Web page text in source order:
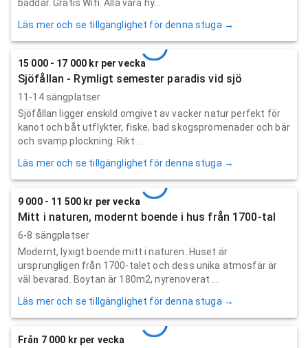
bäddar. Gratis Wifi. Alla våra hy...
Läs mer och se tillgänglighet för denna stuga →
15 000 - 17 000 kr per vecka
Sjöfållan - Rymligt semester paradis vid sjö
11-14 sängplatser
Sjöfållan ligger enskild omgivet av vacker natur perfekt för
kanot och båt utflykter, fiske, bad skogspromenader och bär
och svamp plockning. Rikt ...
Läs mer och se tillgänglighet för denna stuga →
9 000 - 11 500 kr per vecka
Mitt i naturen, modernt boende i hus från 1700-tal
6-8 sängplatser
Modernt, lyxigt boende mitt i naturen. Huset är
ursprungligen från 1700-talet och dess unika atmosfär är
väl bevarad. Boytan är 180m2, nyrenoverat ...
Läs mer och se tillgänglighet för denna stuga →
Från 7 000 kr per vecka